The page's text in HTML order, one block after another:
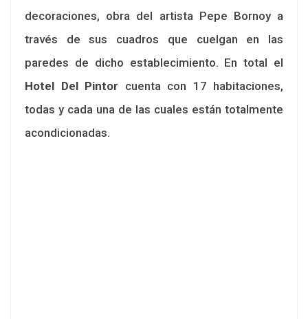
decoraciones, obra del artista Pepe Bornoy a
través de sus cuadros que cuelgan en las
paredes de dicho establecimiento. En total el
Hotel Del Pintor cuenta con 17 habitaciones,
todas y cada una de las cuales están totalmente
acondicionadas.